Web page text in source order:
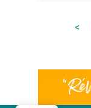
<